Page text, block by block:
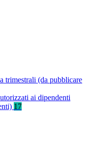
trimestrali (da pubblicare
ai dipendenti
17